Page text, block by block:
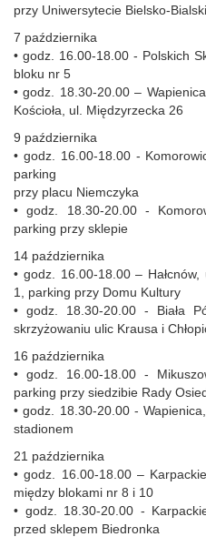
przy Uniwersytecie Bielsko-
7 października
• godz. 16.00-18.00 - Polskich
bloku nr 5
• godz. 18.30-20.00 –
Kościoła, ul. Międzyrzecka 26
9 października
• godz. 16.00-18.00 -
parking
przy placu Niemczyka
• godz. 18.30-20.00 -
parking przy sklepie
14 października
• godz. 16.00-18.00 –
1, parking przy Domu Kultury
• godz. 18.30-20.00 - Biała
skrzyżowaniu ulic Krausa i
16 października
• godz. 16.00-18.00 -
parking przy siedzibie Rady
• godz. 18.30-20.00 -
stadionem
21 października
• godz. 16.00-18.00 –
między blokami nr 8 i 10
• godz. 18.30-20.00 -
przed sklepem Biedronka